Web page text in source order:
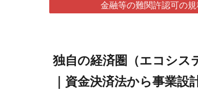
金融等の難関許認可の
独自の経済圏（エコシス
｜資金決済法から事業設